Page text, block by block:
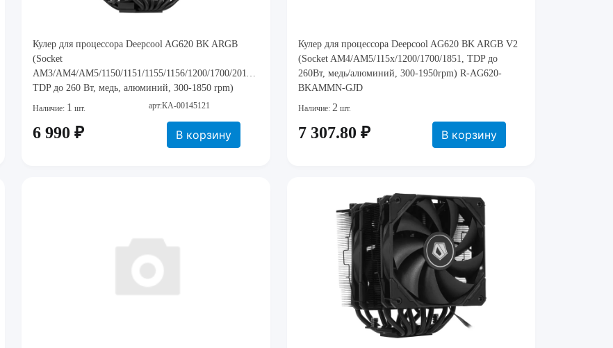
Кулер для процессора Deepcool AG620 BK ARGB
(Socket
AM3/AM4/AM5/1150/1151/1155/1156/1200/1700/2011/2066,
TDP до 260 Вт, медь, алюминий, 300-1850 rpm)
Наличие: 1 шт. арт:КА-00145121
6 990 ₽ В корзину
Кулер для процессора Deepcool AG620 BK ARGB V2
(Socket AM4/AM5/115x/1200/1700/1851, TDP до
260Вт, медь/алюминий, 300-1950rpm) R-AG620-
BKAMMN-GJD
Наличие: 2 шт.
7 307.80 ₽ В корзину